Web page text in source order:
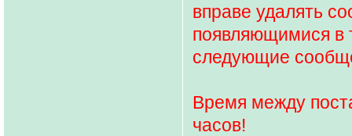
вправе удалять
появляющимися в
следующие
Время между
часов!